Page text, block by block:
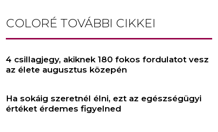
COLORÉ TOVÁBBI CIKKEI
4 csillagjegy, akiknek 180 fokos fordulatot vesz
az élete augusztus közepén
Ha sokáig szeretnél élni, ezt az egészségügyi
értéket érdemes figyelned